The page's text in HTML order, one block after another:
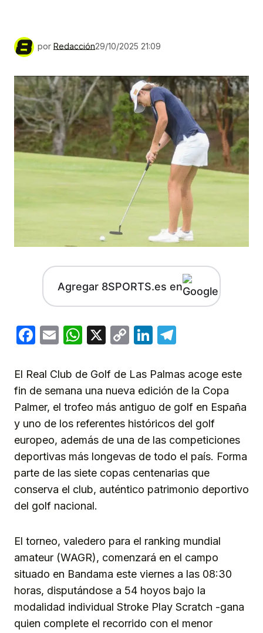
por Redacción29/10/2025 21:09
Agregar 8SPORTS.es en
Facebook
EmailWhatsApp
X
CopyLinkedIn
El Real Club de Golf de Las Palmas acoge este
fin de semana una nueva edición de la Copa
Palmer, el trofeo más antiguo de golf en España
y uno de los referentes históricos del golf
europeo, además de una de las competiciones
deportivas más longevas de todo el país. Forma
parte de las siete copas centenarias que
conserva el club, auténtico patrimonio deportivo
del golf nacional.
El torneo, valedero para el ranking mundial
amateur (WAGR), comenzará en el campo
situado en Bandama este viernes a las 08:30
horas, disputándose a 54 hoyos bajo la
modalidad individual Stroke Play Scratch -gana
quien complete el recorrido con el menor